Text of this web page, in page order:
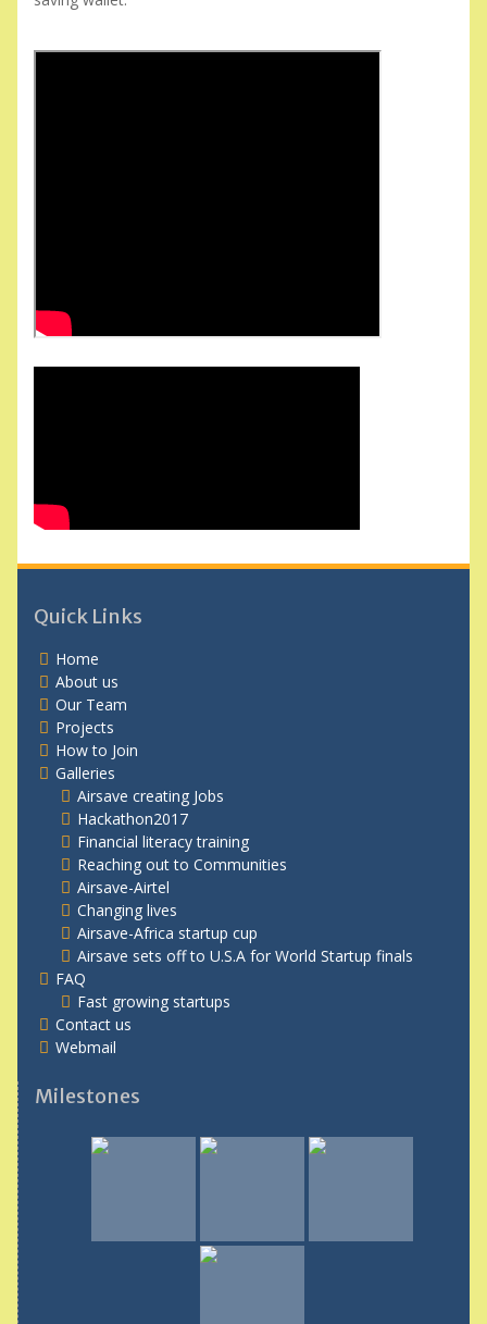
Quick Links
Home
About us
Our Team
Projects
How to Join
Galleries
Airsave creating Jobs
Hackathon2017
Financial literacy training
Reaching out to Communities
Airsave-Airtel
Changing lives
Airsave-Africa startup cup
Airsave sets off to U.S.A for World Startup finals
FAQ
Fast growing startups
Contact us
Webmail
Milestones